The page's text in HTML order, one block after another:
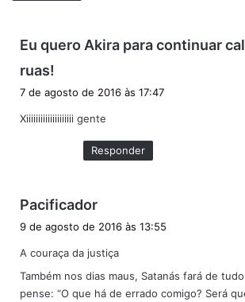
Eu quero Akira para continuar
ruas!
s
7 de agosto de 2016 às 17:47
Xiiiiiiiiiiiiiiiiiiii gente
Responder
Pacificador
s
e
:
9 de agosto de 2016 às 13:55
A couraça da justiça
Também nos dias maus, Satanás fará de
pense: “O que há de errado comigo? Será